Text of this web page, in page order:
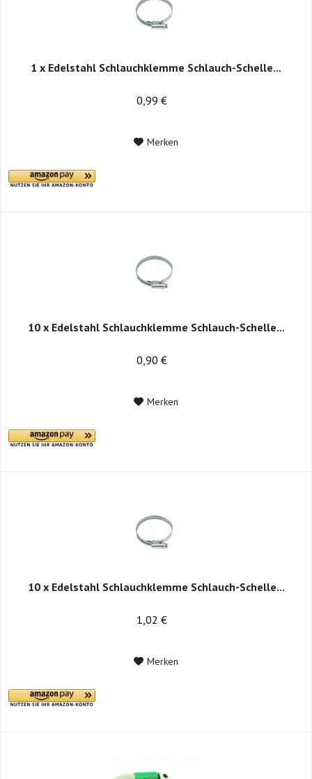
1 x Edelstahl Schlauchklemme Schlauch-Schelle...
0,99 €
Merken
10 x Edelstahl Schlauchklemme Schlauch-Schelle...
0,90 €
Merken
10 x Edelstahl Schlauchklemme Schlauch-Schelle...
1,02 €
Merken